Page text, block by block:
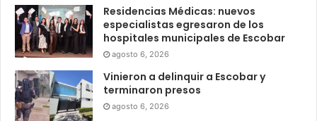
Residencias Médicas: nuevos
especialistas egresaron de los
hospitales municipales de Escobar
agosto 6, 2026
Vinieron a delinquir a Escobar y
terminaron presos
agosto 6, 2026